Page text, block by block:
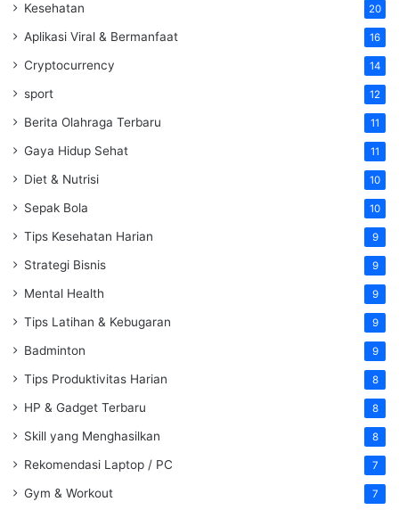
Kesehatan 20
Aplikasi Viral & Bermanfaat 16
Cryptocurrency 14
sport 12
Berita Olahraga Terbaru 11
Gaya Hidup Sehat 11
Diet & Nutrisi 10
Sepak Bola 10
Tips Kesehatan Harian 9
Strategi Bisnis 9
Mental Health 9
Tips Latihan & Kebugaran 9
Badminton 9
Tips Produktivitas Harian 8
HP & Gadget Terbaru 8
Skill yang Menghasilkan 8
Rekomendasi Laptop / PC 7
Gym & Workout 7